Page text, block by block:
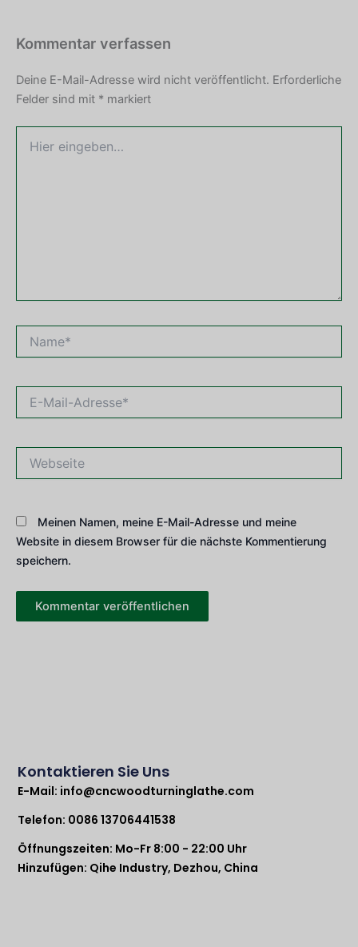
Kommentar verfassen
Deine E-Mail-Adresse wird nicht veröffentlicht. Erforderliche
Felder sind mit * markiert
eingeben…
Mail-
Meinen Namen, meine E-Mail-Adresse und meine
Website in diesem Browser für die nächste Kommentierung
speichern.
Kontaktieren Sie Uns
E-Mail: info@cncwoodturninglathe.com
Telefon: 0086 13706441538
Öffnungszeiten: Mo-Fr 8:00 - 22:00 Uhr
Hinzufügen: Qihe Industry, Dezhou, China